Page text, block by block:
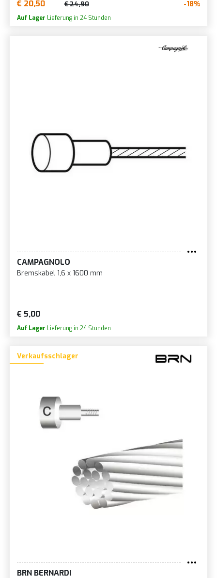
€ 20,50 € 24,90 -18%
Auf Lager Lieferung in 24 Stunden
CAMPAGNOLO
Bremskabel 1,6 x 1600 mm
€ 5,00
Auf Lager Lieferung in 24 Stunden
Verkaufsschlager
BRN BERNARDI